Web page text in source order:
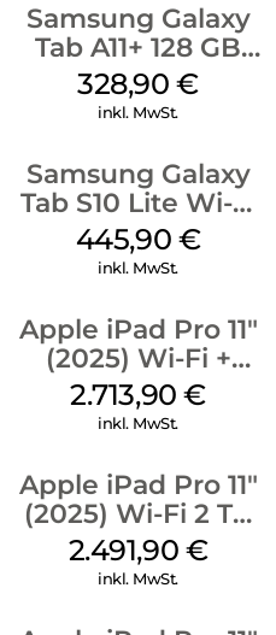
Samsung Galaxy
Tab A11+ 128 GB
Gray
328,90€
inkl. MwSt.
Samsung Galaxy
Tab S10 Lite Wi-Fi
128 GB Gray
445,90 €
inkl. MwSt.
Apple iPad Pro 11″
(2025) Wi-Fi +
Cellular 2 TB
Standardglas
2.713,90€
inkl. MwSt.
Apple iPad Pro 11″
(2025) Wi-Fi 2 TB
Standardglas
Space Schwarz
2.491,90 €
inkl. MwSt.